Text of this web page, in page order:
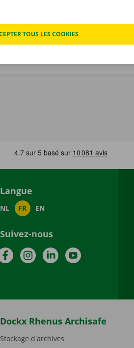
Langue
NL FR EN
Suivez-nous
FacebookInstagramLinkedInYouTube
Dockx Rhenus Archisafe
Stockage d'archives
TOUS LES COOKIES